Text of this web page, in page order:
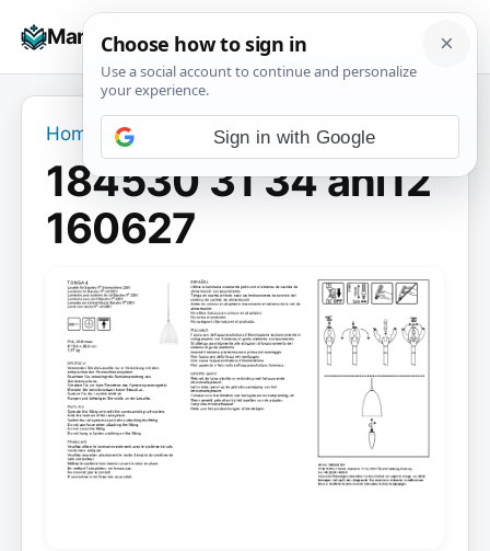
Manuals+
☰
Home 184530 31 34 anl12 160627
184530 31 34 anl12
160627
Sign in with Google